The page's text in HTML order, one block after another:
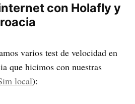
con Holafly y
varios test de velocidad en
que hicimos con nuestras
local):